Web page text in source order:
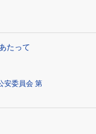
たって
安委員会 第